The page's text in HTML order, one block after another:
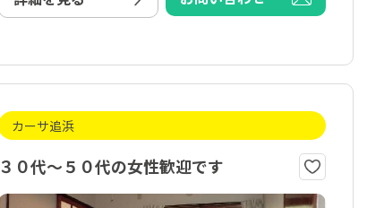
カーサ追浜
３０代〜５０代の女性歓迎です